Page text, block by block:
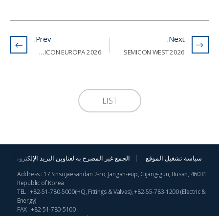
Prev.
2026 SEMICON EUROPA
Next.
SEMICON WEST 2026
LIST
سياسة تشغيل الموقع الجمع غير المصرح به لعناوين البريد الإلكترونية
Address : 17 Sinsojaesandan 2-ro, Jangan-eup, Gijang-gun, Busan, 46031
Republic of Korea
TEL :+82-51-780-5000(HQ, Fittings & Valves),+82-55-783-1200(Electric &
Energy)
FAX : +82-51-780-5100